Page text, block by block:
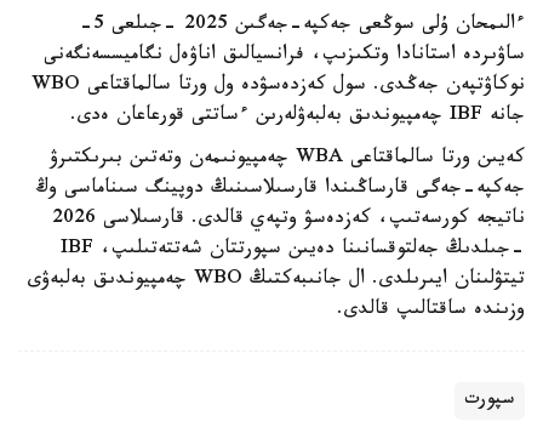
ءالىمحان ۇلى سوڭعى جەكپە-جەگىن 2025 -جىلعى 5-
ساۋىردە استانادا وتكىزىپ، فرانسيالىق اناۋەل نگاميسسەنگەنى
نوكاۋتپەن جەڭدى. سول كەزدەسۋدە ول ورتا سالماقتاعى WBO
جانە IBF چەمپيوندىق بەلبەۋلەرىن ءساتتى قورعاعان ەدى.
كەيىن ورتا سالماقتاعى WBA چەمپيونىمەن وتەتىن بىرىكتىرۋ
جەكپە-جەگى قارساڭىندا قارسىلاسىنىڭ دوپينگ سىناماسى وڭ
ناتيجە كورسەتىپ، كەزدەسۋ وتپەي قالدى. قارسىلاسى 2026
-جىلدىڭ جەلتوقسانىنا دەيىن سپورتتان شەتتەتىلىپ، IBF
تيتۋلىنان ايىرىلدى. ال جانىبەكتىڭ WBO چەمپيوندىق بەلبەۋى
وزىندە ساقتالىپ قالدى.
سپورت